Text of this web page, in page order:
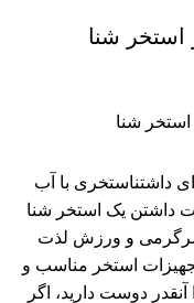
داشتناستخری با آب
داشتن یک استخر شنا
و ورزش لذت
استخر مناسب و
آنقدر دوست دارید، اگر